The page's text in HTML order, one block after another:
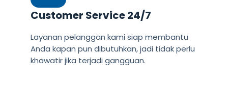
Customer Service 24/7
Layanan pelanggan kami siap membantu
Anda kapan pun dibutuhkan, jadi tidak perlu
khawatir jika terjadi gangguan.